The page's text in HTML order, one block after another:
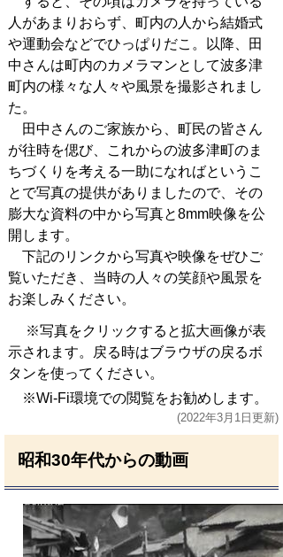
人があまりおらず、町内の人から結婚式
や運動会などでひっぱりだこ。以降、田
中さんは町内のカメラマンとして波多津
町内の様々な人々や風景を撮影されまし
た。
田中さんのご家族から、町民の皆さん
が往時を偲び、これからの波多津町のま
ちづくりを考える一助になればというこ
とで写真の提供がありましたので、その
膨大な資料の中から写真と8mm映像を公
開します。
下記のリンクから写真や映像をぜひご
覧いただき、当時の人々の笑顔や風景を
お楽しみください。
※写真をクリックすると拡大画像が表
示されます。戻る時はブラウザの戻るボ
タンを使ってください。
※Wi-Fi環境での閲覧をお勧めします。
(2022年3月1日更新)
昭和30年代からの動画